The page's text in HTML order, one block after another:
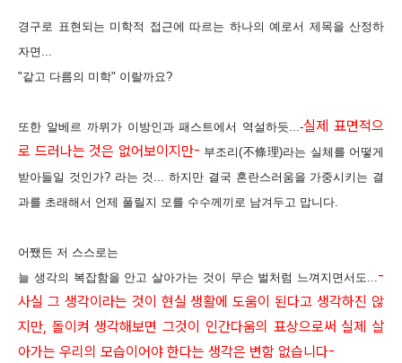
경구로 표현되는 미학적 접근에 따르는 하나의 예로서 제목을 산정하
자면 ...
"같고 다름의 미학" 이랄까요?
또한 알베르 까뮈가 이방인과 패스트에서 역설하듯...-실제 표면적으
로 드러나는 것은 없어보이지만- 부조리(不條理)라는 실체를 어떻게
받아들일 것인가? 라는 것 ... 하지만 결국 혼란스러움을 가중시키는 결
과를 초래해서 언제 풀릴지 모를 수수께끼로 남겨두고 맙니다.
어쨌든 저 스스로는
늘 생각의 복잡함을 안고 살아가는 것이 무슨 벌처럼 느껴지면서도...-
사실 그 생각이라는 것이 현실 생활에 도움이 된다고 생각하진 않
지만, 돌이켜 생각해보면 그것이 인간다움의 표상으로써 실제 살
아가는 우리의 모습이어야 한다는 생각은 변함 없습니다-